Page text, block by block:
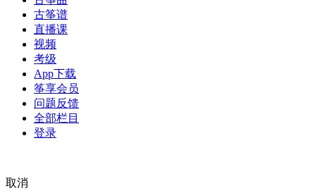
古筝谱
直播课
视频
考级
App下载
筝享会员
问题反馈
全部栏目
登录
取消